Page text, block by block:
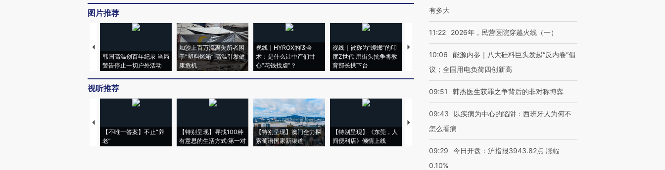
图片推荐
韩国高温创百年纪录 当局
警告停止一切户外活动
加沙上百万流离失所者困
于“塑料烤箱” 高温引发健
康危机
视线｜HYROX的吸金
术：是什么让中产们甘
心“花钱找虐”？
视线｜被称为“蟑螂”的印
度Z世代 用街头抗争将教
育部长拱下台
视线｜“入侵”还是“人道危
机”？难民潮撕裂西班牙
飞地休达
128毫米 紧急转移近
4000人
雨 3小时累计雨量超80毫
视听推荐
【不唯一答案】不止“养
老”
【特别呈现】寻找100种
有意思的生活方式·第一对
【特别呈现】澳门全力探
索葡语国家新渠道
【特别呈现】《东莞，人
间便利店》倾情上线
【推广】走进第四届链博
会，让数智科技“链”接产
有意思的生活方式·第三对
住三大增长引擎是什么？
有多大
11:22 2026年，民营医院穿越火线（一）
10:06
能源内参｜八大硅料巨头发起“反内卷”倡
议；全国用电负荷四创新高
09:51 韩杰医生获罪之争背后的非对称博弈
09:43
以疾病为中心的陷阱：西班牙人为何不
怎么看病
09:29
今日开盘：沪指报3943.82点 涨幅
0.10%